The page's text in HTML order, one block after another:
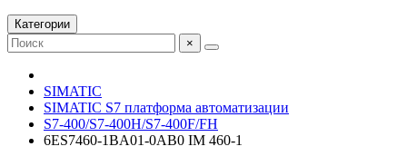
Категории
×
SIMATIC
SIMATIC S7 платформа автоматизации
S7-400/S7-400H/S7-400F/FH
6ES7460-1BA01-0AB0 IM 460-1